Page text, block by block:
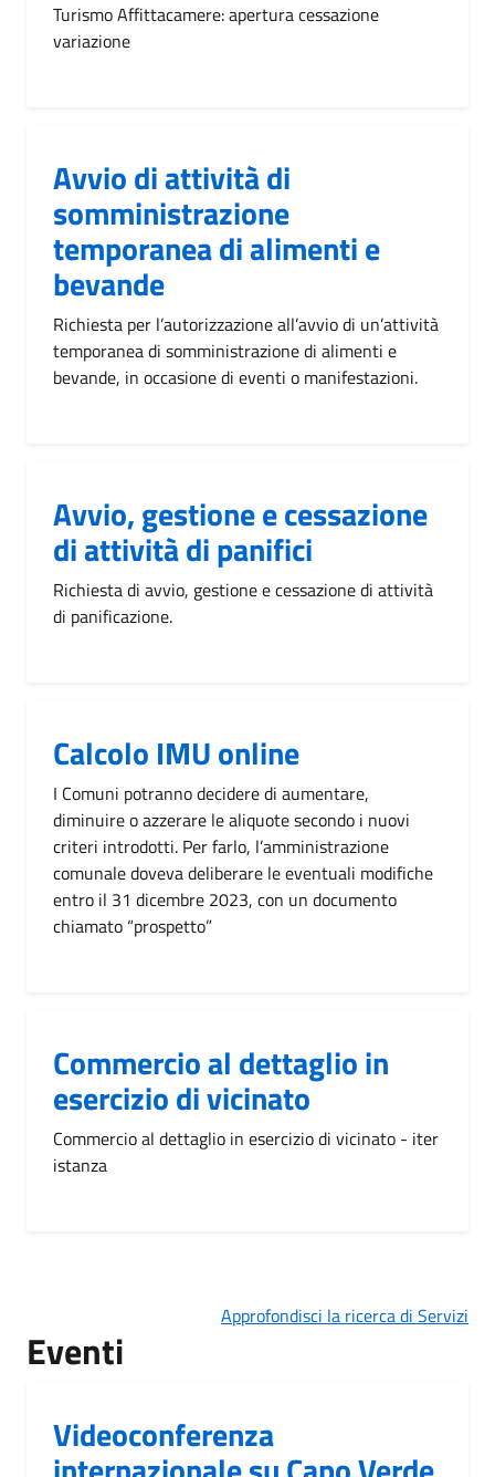
Turismo Affittacamere: apertura cessazione
variazione
Avvio di attività di
somministrazione
temporanea di alimenti e
bevande
Richiesta per l’autorizzazione all’avvio di un’attività
temporanea di somministrazione di alimenti e
bevande, in occasione di eventi o manifestazioni.
Avvio, gestione e cessazione
di attività di panifici
Richiesta di avvio, gestione e cessazione di attività
di panificazione.
Calcolo IMU online
I Comuni potranno decidere di aumentare,
diminuire o azzerare le aliquote secondo i nuovi
criteri introdotti. Per farlo, l’amministrazione
comunale doveva deliberare le eventuali modifiche
entro il 31 dicembre 2023, con un documento
chiamato “prospetto”
Commercio al dettaglio in
esercizio di vicinato
Commercio al dettaglio in esercizio di vicinato - iter
istanza
Approfondisci la ricerca di Servizi
Eventi
Videoconferenza